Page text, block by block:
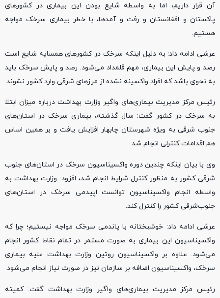
آن قرار داریم، اما به واسطه شایع بودن این بیماری در کشورهای
پاکستان و افغانستان و رفت و آمدها، با خطر بیماری سرخک مواجه
هستیم.
عرشی ادامه داد: به دلیل اینکه سرخک در کشورهای همسایه شایع است
رصد و پایش این بیماری، مهم قلمداد می‌شود. رصد و پایش سرخک باید
به نحوی باشد که افراد واکسینه نشده از مرزهای شرقی وارد کشور نشوند.
رئیس مرکز مدیریت بیماری‌های واگیر وزارت بهداشت درباره میزان ابتلا
به سرخک در کشور گفت: سال گذشته، بیماری سرخک در استان‌های
جنوب شرقی به ویژه شهرستان چابهار افزایش یافت و بر همین اساس
هم اقدامات کنترلی انجام شد.
وی با بیان اینکه چندین دوره واکسیناسیون سرخک در استان‌های جنوب
شرقی کشور به منظور کنترل شرایط انجام شد، افزود: وزارت بهداشت به
واسطه انجام واکسیناسیون توانست اپیدمی سرخک در استان‌های
جنوب‌شرقی کشور را کنترل کند.
عرشی ادامه داد: خوشبختانه با پاندمی سرخک مواجه نیستیم؛ چرا که
واکسیناسیون این بیماری به صورت مستمر در تمام نقاط کشور انجام
می‌شود. علاوه بر واکسیناسیون روتین وزارت بهداشت علیه بیماری
سرخک، واکسیناسیون اضافه بر سازمان نیز در صورت نیاز انجام می‌شود.
رئیس مرکز مدیریت بیماری‌های واگیر وزارت بهداشت گفت: کمیته